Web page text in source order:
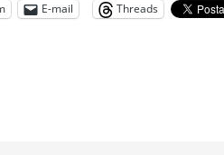
E-mail Threads